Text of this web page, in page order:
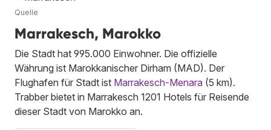
Quelle
Marrakesch, Marokko
Die Stadt hat 995.000 Einwohner. Die offizielle
Währung ist Marokkanischer Dirham (MAD). Der
Flughafen für Stadt ist Marrakesch-Menara (5 km).
Trabber bietet in Marrakesch 1201 Hotels für Reisende
dieser Stadt von Marokko an.